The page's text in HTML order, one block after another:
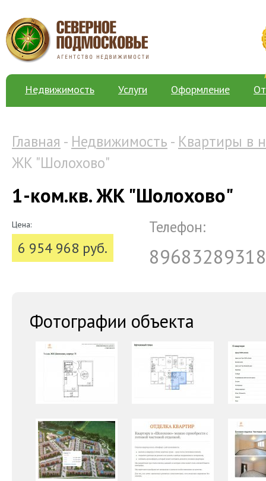
Недвижимость Услуги Оформление
Главная - Недвижимость - Квартиры в
ЖК "Шолохово"
1-ком.кв. ЖК "Шолохово"
Цена:
6 954 968 руб.
Телефон:
89683289318
Фотографии объекта